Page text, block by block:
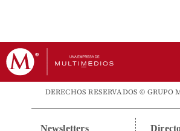
DERECHOS RESERVADOS © GRUPO
Newsletters